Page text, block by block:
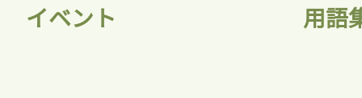
イベント 用語